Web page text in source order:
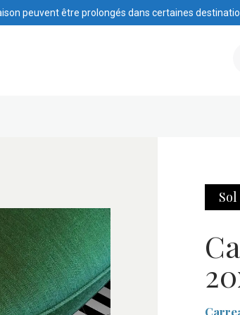
peuvent être prolongés dans certaines
Sol